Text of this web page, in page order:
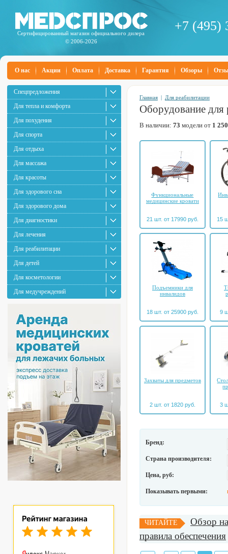
Сертифицированный магазин официального дилера
© 2006-2026
+7 (495)
О нас Акции Оплата Доставка Гарантия Обзоры
Спецпредложения
Для тепла и комфорта
Для похудения
Для спорта
Для отдыха
Для массажа
Для красоты
Для здорового сна
Для здорового дома
Для диагностики
Для лечения
Для реабилитации
Для детей
Для косметологии
Для медучреждений
Главная | Для реабилитации
Оборудование для
В наличии: 73 модели от 1 250
Функциональные
медицинские кровати
21 шт. от 17990 руб. 15
Подъемники для
инвалидов
18 шт. от 25900 руб. 9
Захваты для предметов
2 шт. от 1820 руб. 3
Бренд:
Страна производителя:
Цена, руб:
Показывать первыми:
ЧИТАЙТЕ
Обзор
правила обеспечения